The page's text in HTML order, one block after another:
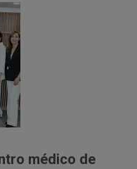
médico de